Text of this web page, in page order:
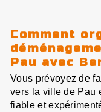
Comment
Pau avec
Vous prévoyez de
vers la ville de Pau
fiable et